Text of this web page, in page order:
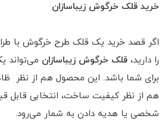
خرید قلک خرگوش زیباسازان
اگر قصد خرید یک قلک طرح خرگوش با
را دارید، قلک خرگوش زیباسازان می‌تواند
برای شما باشد. این محصول هم از نظر
هم از نظر کیفیت ساخت، انتخابی قابل
شخصی یا هدیه دادن به شمار می‌رود.